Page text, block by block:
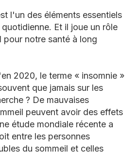
l'un des éléments essentiels
Et il joue un rôle
pour notre santé à long
2020, le terme « insomnie »
que jamais sur les
? De mauvaises
peuvent avoir des effets
étude mondiale récente a
entre les personnes
du sommeil et celles